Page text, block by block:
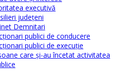
executivă
judeţeni
Demnitari
publici de conducere
publici de execuție
care şi-au încetat activitatea